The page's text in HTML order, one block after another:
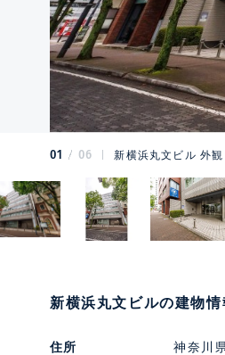
01 06 新横浜丸文ビル 外観
新横浜丸文ビルの建物情
住所 神奈川